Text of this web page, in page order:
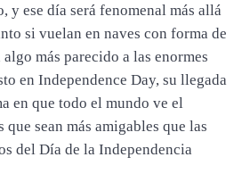
y ese día será fenomenal más allá
si vuelan en naves con forma de
más parecido a las enormes
en Independence Day, su llegada
en que todo el mundo ve el
que sean más amigables que las
del Día de la Independencia